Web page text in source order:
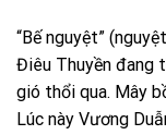
“Bế nguyệt”
Điêu Thuyền đang
gió thổi qua. Mây
Lúc này Vương